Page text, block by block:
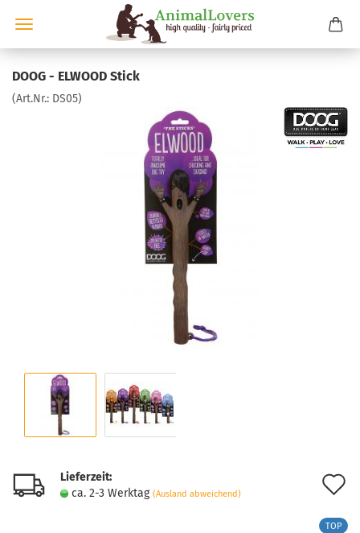
DOOG - ELWOOD Stick
(Art.Nr.: DS05)
Lieferzeit:
ca. 2-3 Werktag (Ausland abweichend)
TOP